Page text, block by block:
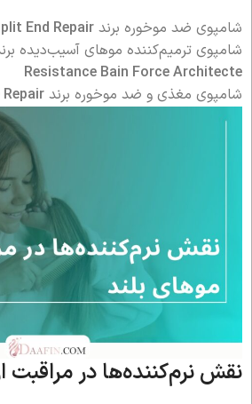
شامپوی ضد موخوره برند End Repair
شامپوی ترمیم‌کننده موهای آسیب‌دیده
Resistance Bain Force Architecte
شامپوی مغذی و ضد موخوره برند
نقش نرم‌کننده‌ها در مراقبت